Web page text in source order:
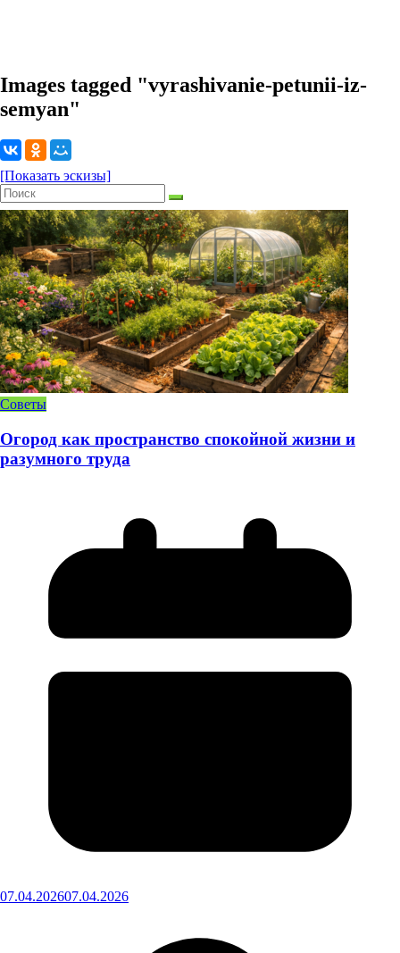
Images tagged "vyrashivanie-petunii-iz-
semyan"
[Показать эскизы]
Советы
Огород как пространство спокойной жизни и
разумного труда
07.04.202607.04.2026